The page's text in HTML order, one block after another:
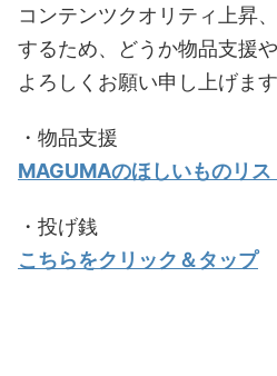
コンテンツクオリティ上昇
するため、どうか物品支援
よろしくお願い申し上げます
・物品支援
MAGUMAのほしいものリス
・投げ銭
こちらをクリック＆タップ